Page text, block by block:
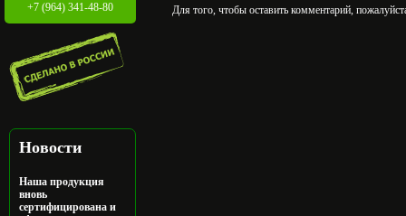
+7 (964) 341-48-80
Новости
Наша продукция
вновь
сертифицирована и
Для того, чтобы оставить комментарий,